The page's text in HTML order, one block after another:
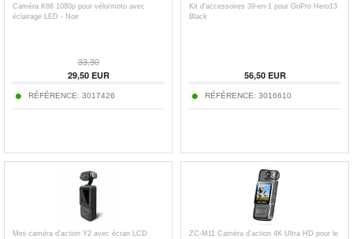
Caméra K66 1080p pour vélo/moto avec
éclairage LED - Noir
33,30
29,50EUR
RÉFÉRENCE: 3017426
Kit d'accessoires 39-en-1 pour GoPro Hero13
Black
56,50EUR
RÉFÉRENCE: 3016610
Mini caméra d'action Y2 avec écran LCD
ZC-M11 Caméra d'action 4K Ultra HD pour le